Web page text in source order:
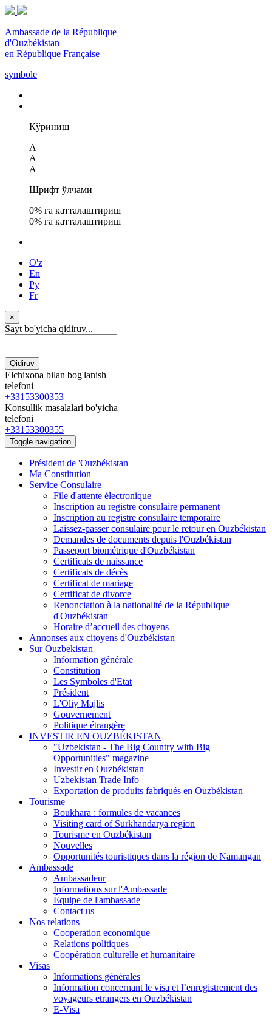
Ambassade de la République
d'Ouzbékistan
en République Française
symbole
Кўриниш
A
A
A
Шрифт ўлчами
0% га катталаштириш
0% га катталаштириш
O'z
En
Ру
Fr
×
Sayt bo'yicha qidiruv...
Qidiruv
Elchixona bilan bog'lanish
telefoni
+33153300353
Konsullik masalalari bo'yicha
telefoni
+33153300355
Toggle navigation
Président de 'Ouzbékistan
Ma Constitution
Service Consulaire
File d'attente électronique
Inscription au registre consulaire permanent
Inscription au registre consulaire temporaire
Laissez-passer consulaire pour le retour en Ouzbékistan
Demandes de documents depuis l'Ouzbékistan
Passeport biométrique d'Ouzbékistan
Certificats de naissance
Certificats de décès
Certificat de mariage
Certificat de divorce
Renonciation à la nationalité de la République
d'Ouzbékistan
Horaire d’accueil des citoyens
Annonses aux citoyens d'Ouzbékistan
Sur Ouzbekistan
Information générale
Constitution
Les Symboles d'Etat
Président
L'Oliy Majlis
Gouvernement
Politique étrangère
INVESTIR EN OUZBÉKISTAN
"Uzbekistan - The Big Country with Big
Opportunities" magazine
Investir en Ouzbékistan
Uzbekistan Trade Info
Exportation de produits fabriqués en Ouzbékistan
Tourisme
Boukhara : formules de vacances
Visiting card of Surkhandarya region
Tourisme en Ouzbékistan
Nouvelles
Opportunités touristiques dans la région de Namangan
Ambassade
Ambassadeur
Informations sur l'Ambassade
Équipe de l'ambassade
Contact us
Nos relations
Cooperation economique
Relations politiques
Coopération culturelle et humanitaire
Visas
Informations générales
Information concernant le visa et l’enregistrement des
voyageurs etrangers en Ouzbékistan
E-Visa